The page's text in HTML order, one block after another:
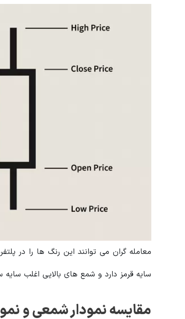
معامله گران می توانند این رنگ ها را در
سایه قرمز دارد و شمع های بالایی اغلب سایه
مقایسه نمودار شمعی و